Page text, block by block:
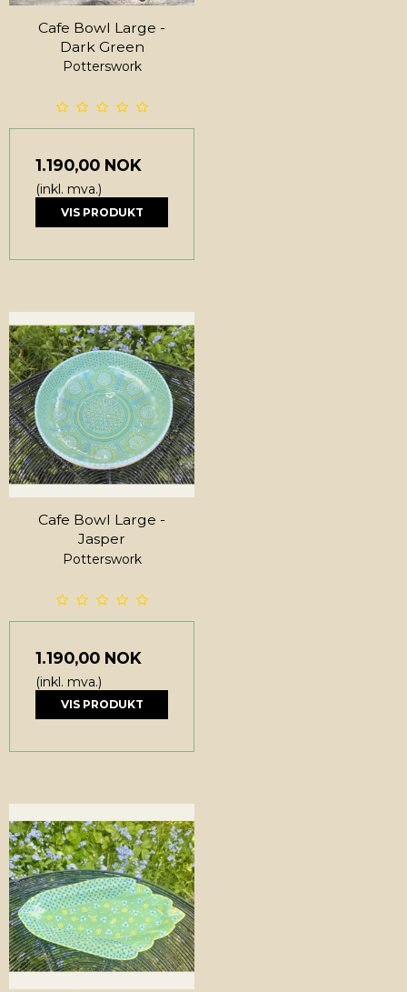
Cafe Bowl Large -
Dark Green
Potterswork
1.190,00 NOK
(inkl. mva.)
VIS PRODUKT
Cafe Bowl Large -
Jasper
Potterswork
1.190,00 NOK
(inkl. mva.)
VIS PRODUKT